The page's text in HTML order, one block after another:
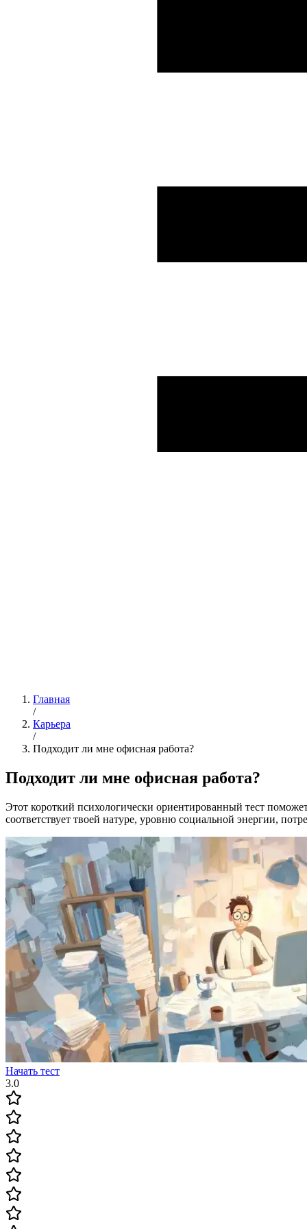
Главная
/
Карьера
/
Подходит ли мне офисная работа?
Подходит ли мне офисная работа?
Этот короткий психологически ориентированный тест
соответствует твоей натуре, уровню социальной энергии,
Начать тест
3.0